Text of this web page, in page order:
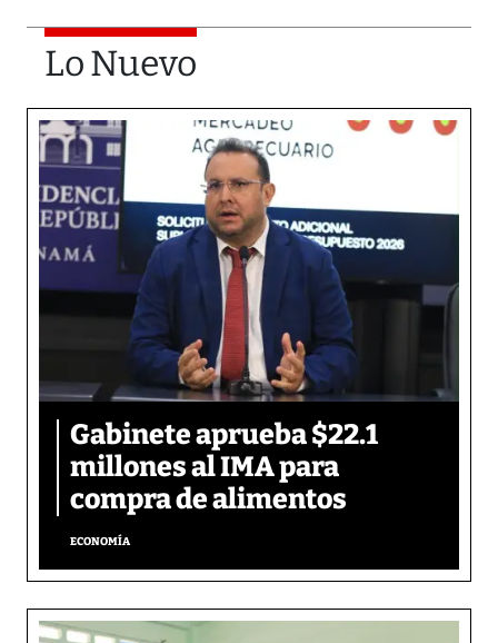
Lo Nuevo
Gabinete aprueba $22.1
millones al IMA para
compra de alimentos
ECONOMÍA